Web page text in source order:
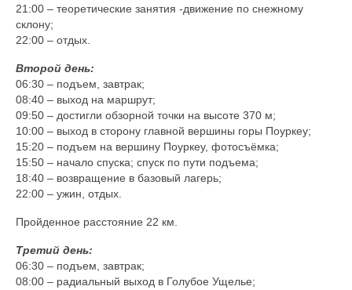
21:00 – теоретические занятия -движение по снежному
склону;
22:00 – отдых.
Второй день:
06:30 – подъем, завтрак;
08:40 – выход на маршрут;
09:50 – достигли обзорной точки на высоте 370 м;
10:00 – выход в сторону главной вершины горы Поуркеу;
15:20 – подъем на вершину Поуркеу, фотосъёмка;
15:50 – начало спуска; спуск по пути подъема;
18:40 – возвращение в базовый лагерь;
22:00 – ужин, отдых.
Пройденное расстояние 22 км.
Третий день:
06:30 – подъем, завтрак;
08:00 – радиальный выход в Голубое Ущелье;